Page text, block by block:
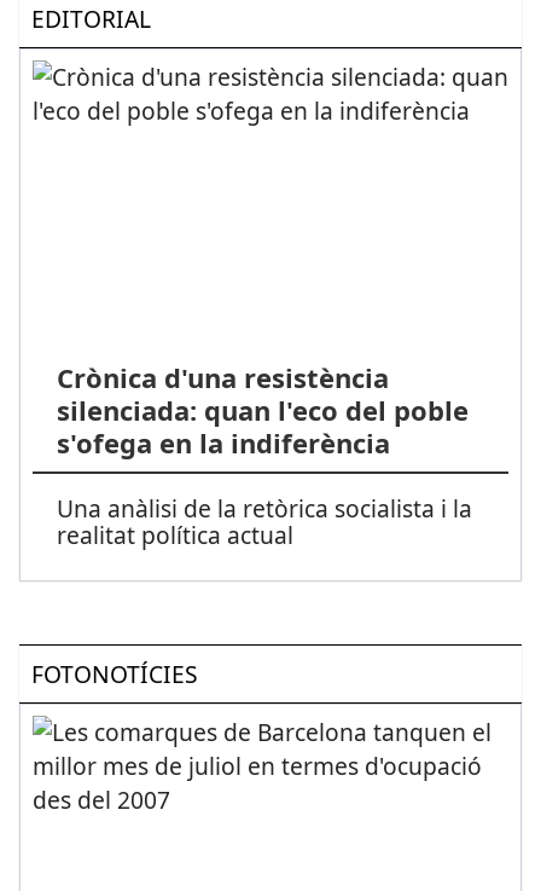
EDITORIAL
Crònica d'una resistència
silenciada: quan l'eco del poble
s'ofega en la indiferència
Una anàlisi de la retòrica socialista i la
realitat política actual
FOTONOTÍCIES